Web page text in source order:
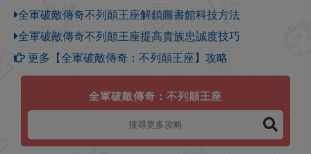
全軍破敵傳奇不列顛王座解鎖圖書館科技方法
全軍破敵傳奇不列顛王座提高貴族忠誠度技巧
更多【全軍破敵傳奇：不列顛王座】攻略
全軍破敵傳奇：不列顛王座